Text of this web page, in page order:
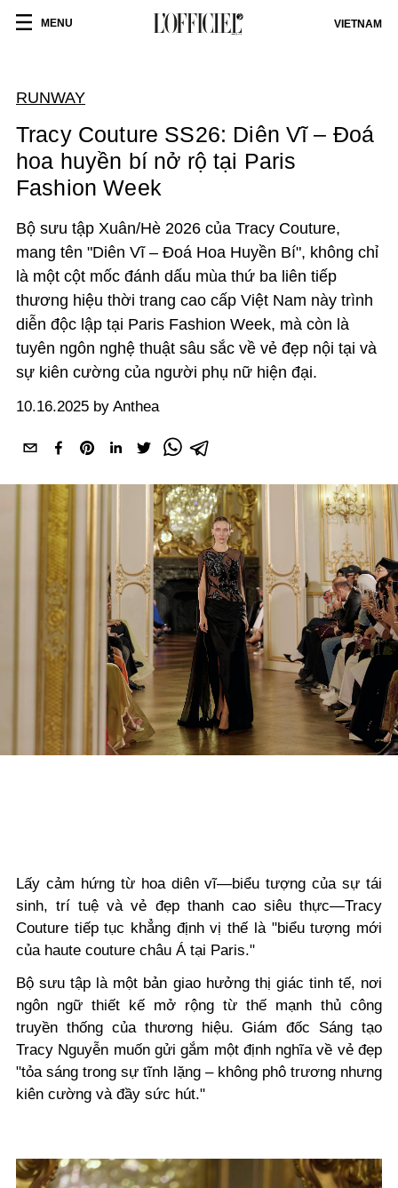
MENU VIETNAM
RUNWAY
Tracy Couture SS26: Diên Vĩ – Đoá
hoa huyền bí nở rộ tại Paris
Fashion Week
Bộ sưu tập Xuân/Hè 2026 của Tracy Couture,
mang tên "Diên Vĩ – Đoá Hoa Huyền Bí", không chỉ
là một cột mốc đánh dấu mùa thứ ba liên tiếp
thương hiệu thời trang cao cấp Việt Nam này trình
diễn độc lập tại Paris Fashion Week, mà còn là
tuyên ngôn nghệ thuật sâu sắc về vẻ đẹp nội tại và
sự kiên cường của người phụ nữ hiện đại.
10.16.2025 by Anthea
Lấy cảm hứng từ hoa diên vĩ—biểu tượng của sự tái
sinh, trí tuệ và vẻ đẹp thanh cao siêu thực—Tracy
Couture tiếp tục khẳng định vị thế là "biểu tượng mới
của haute couture châu Á tại Paris."
Bộ sưu tập là một bản giao hưởng thị giác tinh tế, nơi
ngôn ngữ thiết kế mở rộng từ thế mạnh thủ công
truyền thống của thương hiệu. Giám đốc Sáng tạo
Tracy Nguyễn muốn gửi gắm một định nghĩa về vẻ đẹp
"tỏa sáng trong sự tĩnh lặng – không phô trương nhưng
kiên cường và đầy sức hút."